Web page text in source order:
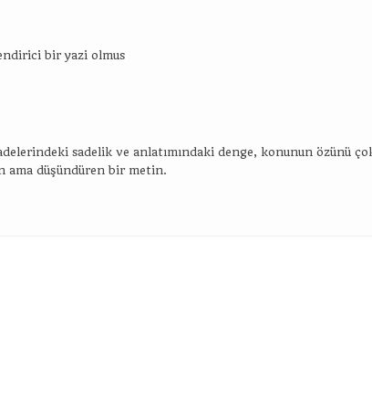
bir yazi olmus
sadelik ve anlatımındaki denge, konunun özünü
ama düşündüren bir metin.